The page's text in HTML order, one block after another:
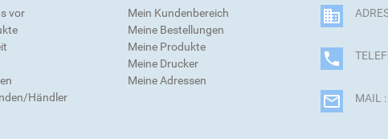
vor
Händler
Mein Kundenbereich
Meine Bestellungen
Meine Produkte
Meine Drucker
Meine Adressen
MAIL :